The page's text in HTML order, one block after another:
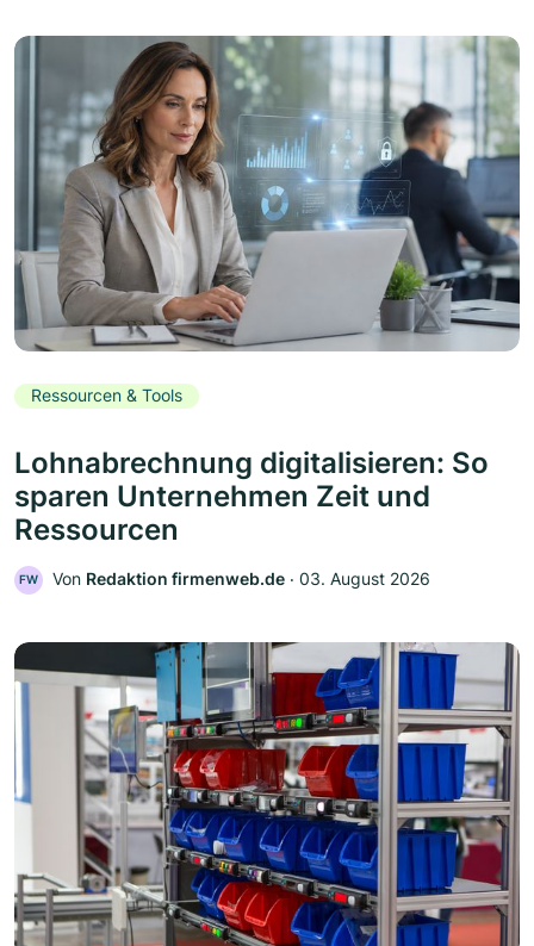
Ressourcen & Tools
Lohnabrechnung digitalisieren: So
sparen Unternehmen Zeit und
Ressourcen
FW Von Redaktion firmenweb.de ‧ 03. August 2026